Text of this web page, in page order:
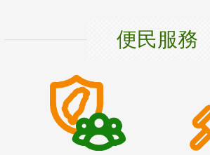
便民服務